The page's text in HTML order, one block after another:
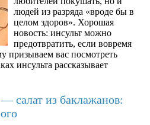
людей из разряда «вроде бы в
целом здоров». Хорошая
новость: инсульт можно
предотвратить, если вовремя
призываем вас посмотреть
инсульта рассказывает
салат из баклажанов: